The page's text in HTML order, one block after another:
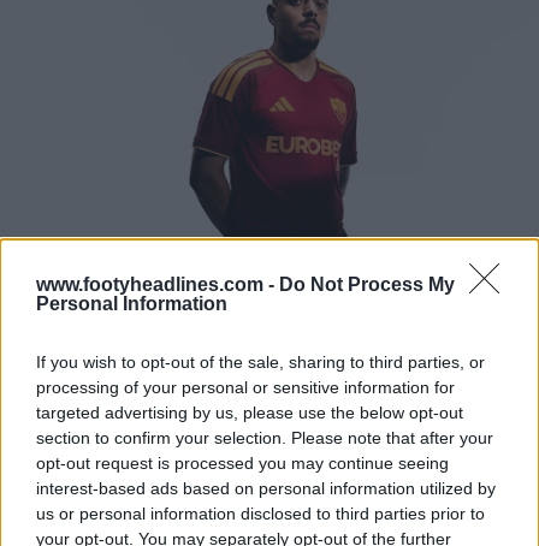
www.footyheadlines.com - Do Not Process My
Personal Information
If you wish to opt-out of the sale, sharing to third parties, or
processing of your personal or sensitive information for
targeted advertising by us, please use the below opt-out
section to confirm your selection. Please note that after your
opt-out request is processed you may continue seeing
interest-based ads based on personal information utilized by
us or personal information disclosed to third parties prior to
your opt-out. You may separately opt-out of the further